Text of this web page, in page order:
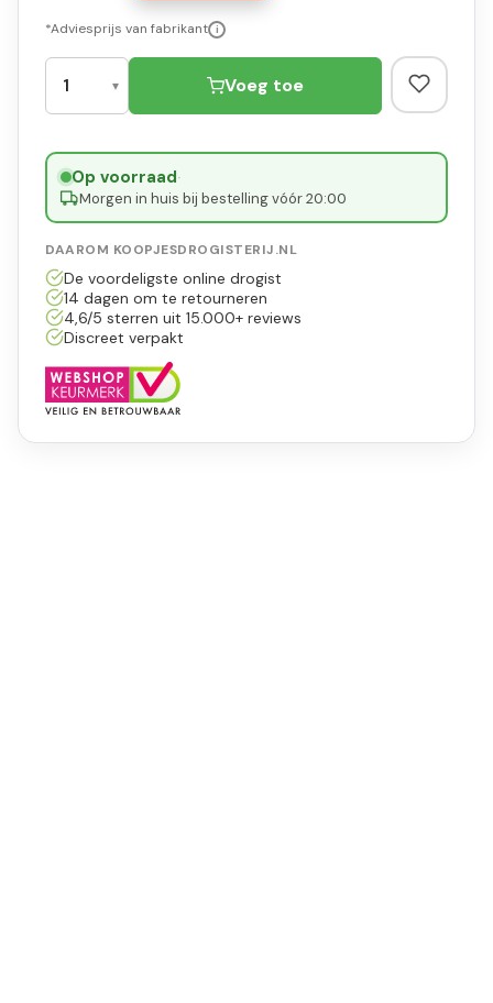
*Adviesprijs van fabrikant i
Voeg toe
Op voorraad·
Morgen in huis bij bestelling vóór 20:00
DAAROM KOOPJESDROGISTERIJ.NL
De voordeligste online drogist
14 dagen om te retourneren
4,6/5 sterren uit 15.000+ reviews
Discreet verpakt